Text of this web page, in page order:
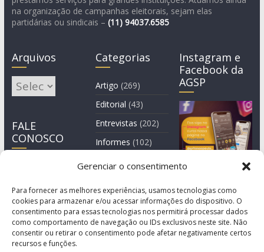
Gerenciar o consentimento
Para fornecer as melhores experiências, usamos tecnologias como
cookies para armazenar e/ou acessar informações do dispositivo. O
consentimento para essas tecnologias nos permitirá processar dados
como comportamento de navegação ou IDs exclusivos neste site. Não
consentir ou retirar o consentimento pode afetar negativamente certos
recursos e funções.
na organização de campanhas eleitorais, sejam elas
partidárias ou sindicais – (11) 94037.6585
Arquivos
Arquivos
FALE
CONOSCO
Categorias
Artigo (269)
Editorial (43)
Entrevistas (202)
Informes (102)
Manchete
Instagram e
Facebook da
AGSP